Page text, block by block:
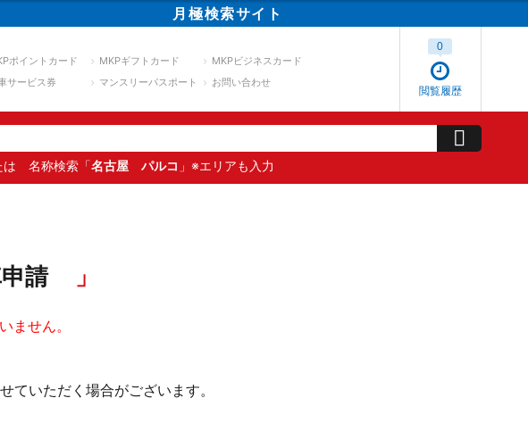
月極検索サイト
ポイントカード MKPギフトカード
MKPビジネスカード
サービス券
マンスリーパスポート お問い合わせ
閲覧履歴
0
名称検索「名古屋 パルコ 」※エリアも入力
請
ません。
ていただく場合がございます。